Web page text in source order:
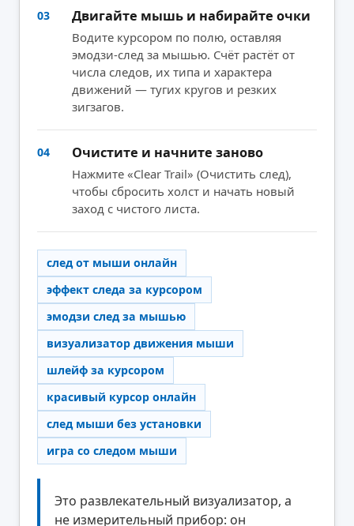
03 Двигайте мышь и набирайте очки
Водите курсором по полю, оставляя
эмодзи-след за мышью. Счёт растёт от
числа следов, их типа и характера
движений — тугих кругов и резких
зигзагов.
04 Очистите и начните заново
Нажмите «Clear Trail» (Очистить след),
чтобы сбросить холст и начать новый
заход с чистого листа.
след от мыши онлайн
эффект следа за курсором
эмодзи след за мышью
визуализатор движения мыши
шлейф за курсором
красивый курсор онлайн
след мыши без установки
игра со следом мыши
Это развлекательный визуализатор, а
не измерительный прибор: он